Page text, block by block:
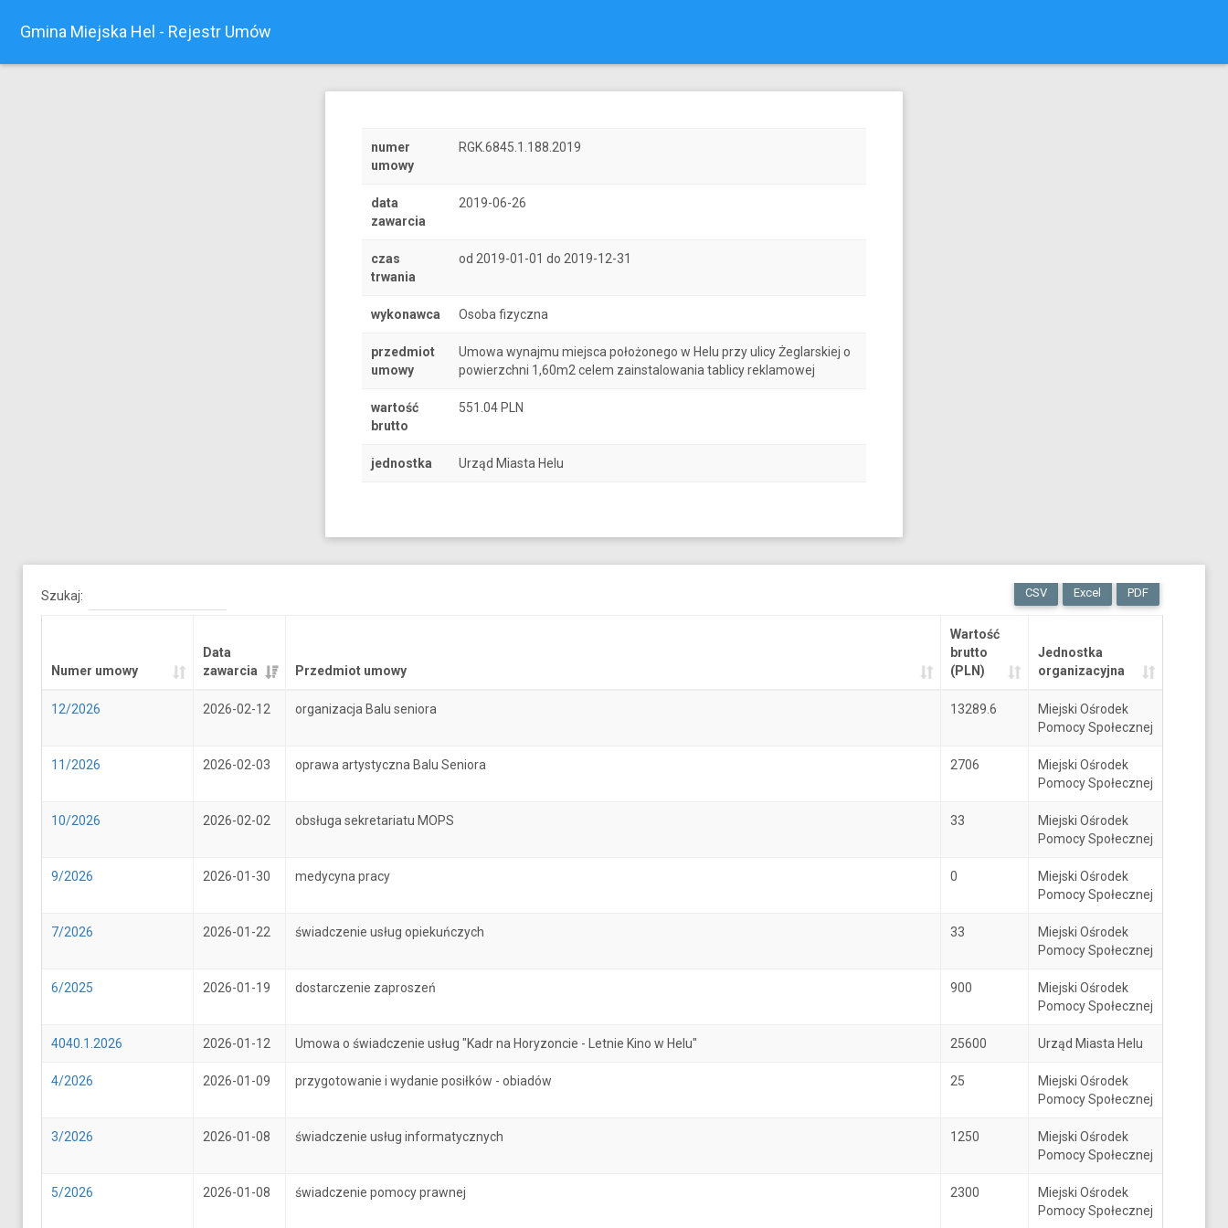
Gmina Miejska Hel - Rejestr Umów
numer
umowy
RGK.6845.1.188.2019
data
zawarcia
2019-06-26
czas
trwania
od 2019-01-01 do 2019-12-31
wykonawca Osoba fizyczna
przedmiot
umowy
Umowa wynajmu miejsca położonego w Helu przy ulicy Żeglarskiej o
powierzchni 1,60m2 celem zainstalowania tablicy reklamowej
wartość
brutto
551.04 PLN
jednostka Urząd Miasta Helu
CSV Excel PDF
Szukaj:
Numer umowy
Data
zawarcia
Przedmiot umowy
Wartość
brutto
(PLN)
Jednostka
organizacyjna
12/2026 2026-02-12 organizacja Balu seniora 13289.6
Miejski Ośrodek
Pomocy Społecznej
11/2026 2026-02-03 oprawa artystyczna Balu Seniora 2706
Miejski Ośrodek
Pomocy Społecznej
10/2026 2026-02-02 obsługa sekretariatu MOPS 33
Miejski Ośrodek
Pomocy Społecznej
9/2026 2026-01-30 medycyna pracy 0
Miejski Ośrodek
Pomocy Społecznej
7/2026 2026-01-22 świadczenie usług opiekuńczych 33
Miejski Ośrodek
Pomocy Społecznej
6/2025 2026-01-19 dostarczenie zaproszeń 900
Miejski Ośrodek
Pomocy Społecznej
4040.1.2026 2026-01-12 Umowa o świadczenie usług "Kadr na Horyzoncie - Letnie Kino w Helu" 25600 Urząd Miasta Helu
4/2026 2026-01-09 przygotowanie i wydanie posiłków - obiadów 25
Miejski Ośrodek
Pomocy Społecznej
3/2026 2026-01-08 świadczenie usług informatycznych 1250
Miejski Ośrodek
Pomocy Społecznej
5/2026 2026-01-08 świadczenie pomocy prawnej 2300
Miejski Ośrodek
Pomocy Społecznej